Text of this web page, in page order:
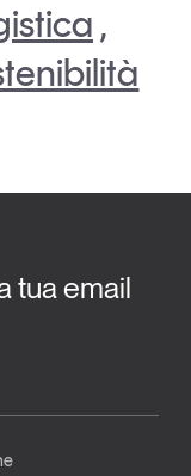
racconta in
sfide del largo
e
,
tua email